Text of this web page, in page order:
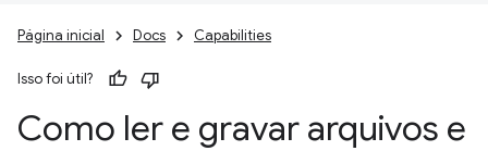
Página inicial Docs Capabilities
Isso foi útil?
Como ler e gravar arquivos e